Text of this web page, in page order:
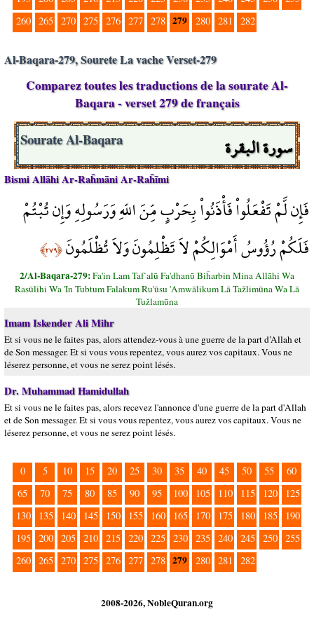
260 265 270 275 276 277 278 279 280 281 282
Al-Baqara-279, Sourete La vache Verset-279
Comparez toutes les traductions de la sourate Al-
Baqara - verset 279 de français
سورة البقرة Sourate Al-Baqara
Bismi Allāhi Ar-Raĥmāni Ar-Raĥīmi
فَإِن لَّمْ تَفْعَلُواْ فَأْذَنُواْ بِحَرْبٍ مِّنَ اللّهِ وَرَسُولِهِ وَإِن تُبْتُمْ
فَلَكُمْ رُؤُوسُ أَمْوَالِكُمْ لاَ تَظْلِمُونَ وَلاَ تُظْلَمُونَ﴿٢٧٩﴾
2/Al-Baqara-279:Fa'in Lam Taf`alū Fa'dhanū Biĥarbin Mina Allāhi Wa
Rasūlihi Wa 'In Tubtum Falakum Ru'ūsu 'Amwālikum Lā Tažlimūna Wa Lā
Tužlamūna
Imam Iskender Ali Mihr
Et si vous ne le faites pas, alors attendez-vous à une guerre de la part d’Allah et
de Son messager. Et si vous vous repentez, vous aurez vos capitaux. Vous ne
léserez personne, et vous ne serez point lésés.
Dr. Muhammad Hamidullah
Et si vous ne le faites pas, alors recevez l'annonce d'une guerre de la part d'Allah
et de Son messager. Et si vous vous repentez, vous aurez vos capitaux. Vous ne
léserez personne, et vous ne serez point lésés.
0 5 10 15 20 25 30 35 40 45 50 55
60
65
70 75 80 85 90 95 100 105 110 115 120
125
130
135 140 145 150 155 160 165 170 175 180 185
190
195 200 205 210 215 220 225 230 235 240 245 250 255
260 265 270 275 276 277 278 279 280 281 282
2008-2026, NobleQuran.org